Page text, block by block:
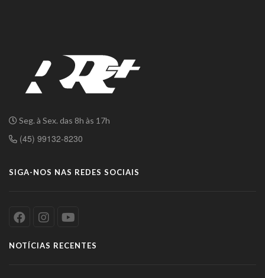
Seg. à Sex. das 8h às 17h
(45) 99132-8230
SIGA-NOS NAS REDES SOCIAIS
NOTÍCIAS RECENTES